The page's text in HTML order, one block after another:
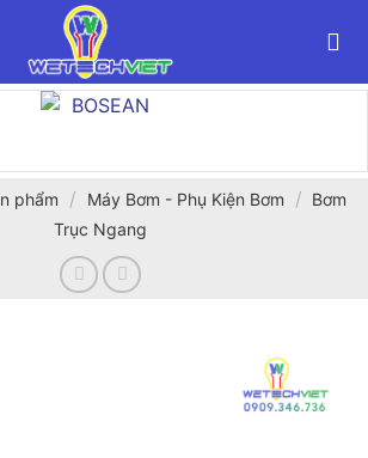
phẩm / Máy Bơm - Phụ Kiện Bơm / Bơm
Trục Ngang